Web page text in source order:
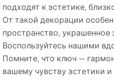
подходят к эстетике,
От такой декорации
пространство, украшенное
Воспользуйтесь нашими
Помните, что ключ —
вашему чувству эстетики